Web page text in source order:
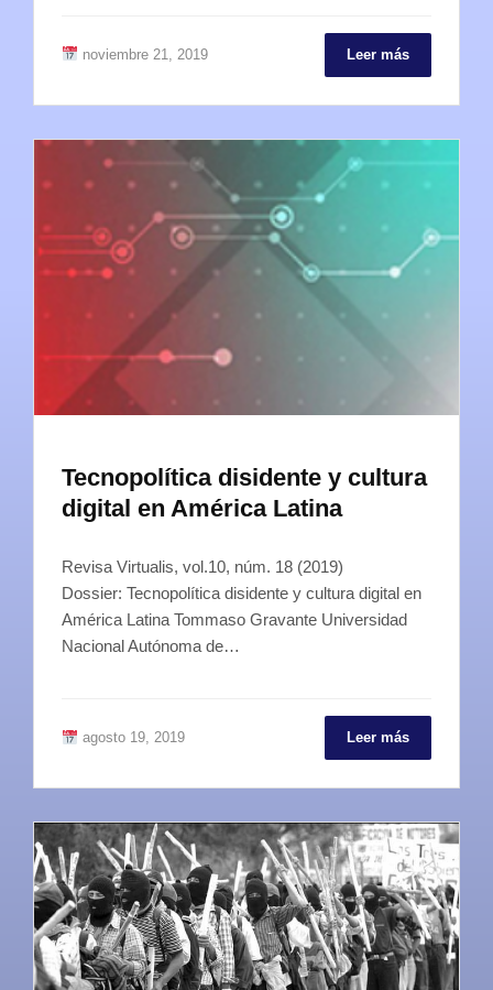
noviembre 21, 2019 Leer más
Tecnopolítica disidente y cultura
digital en América Latina
Revisa Virtualis, vol.10, núm. 18 (2019)
Dossier: Tecnopolítica disidente y cultura digital en
América Latina Tommaso Gravante Universidad
Nacional Autónoma de…
agosto 19, 2019 Leer más